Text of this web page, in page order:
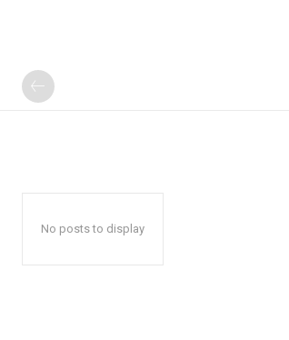
No posts to display